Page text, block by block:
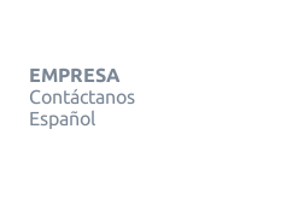
EMPRESA
Contáctanos
Español